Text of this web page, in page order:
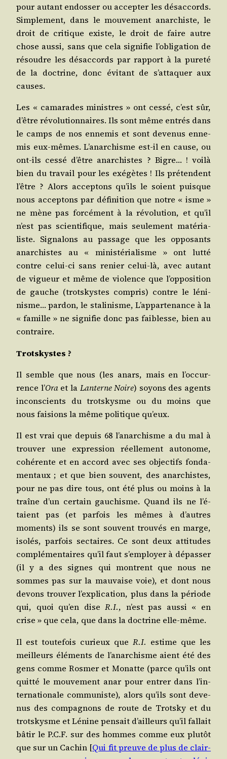
pour autant endos­ser ou accep­ter les désac­cords.
Sim­ple­ment, dans le mou­ve­ment anar­chiste, le
droit de cri­tique existe, le droit de faire autre
chose aus­si, sans que cela signi­fie l’o­bli­ga­tion de
résoudre les désac­cords par rap­port à la pure­té
de la doc­trine, donc évi­tant de s’at­ta­quer aux
causes.
Les « cama­rades ministres » ont ces­sé, c’est sûr,
d’être révo­lu­tion­naires. Ils sont même entrés dans
le camps de nos enne­mis et sont deve­nus enne­
mis eux-mêmes. L’a­nar­chisme est-il en cause, ou
ont-ils ces­sé d’être anar­chistes ? Bigre… ! voi­là
bien du tra­vail pour les exé­gètes ! Ils pré­tendent
l’être ? Alors accep­tons qu’ils le soient puisque
nous accep­tons par défi­ni­tion que notre « isme »
ne mène pas for­cé­ment à la révo­lu­tion, et qu’il
n’est pas scien­ti­fique, mais seule­ment maté­ria­
liste. Signa­lons au pas­sage que les oppo­sants
anar­chistes au « minis­té­ria­lisme » ont lut­té
contre celui-ci sans renier celui-là, avec autant
de vigueur et même de vio­lence que l’op­po­si­tion
de gauche (trots­kystes com­pris) contre le léni­
nisme… par­don, le sta­li­nisme, L’ap­par­te­nance à la
« famille » ne signi­fie donc pas fai­blesse, bien au
contraire.
Trots­kystes ?
Il semble que nous (les anars, mais en l’oc­cur­
rence l’Oraet la Lan­terne Noire) soyons des agents
incons­cients du trots­kysme ou du moins que
nous fai­sions la même poli­tique qu’eux.
Il est vrai que depuis 68 l’a­nar­chisme a du mal à
trou­ver une expres­sion réel­le­ment auto­nome,
cohé­rente et en accord avec ses objec­tifs fon­da­
men­taux ; et que bien sou­vent, des anar­chistes,
pour ne pas dire tous, ont été plus ou moins à la
traîne d’un cer­tain gau­chisme. Quand ils ne l’é­
taient pas (et par­fois les mêmes à d’autres
moments) ils se sont sou­vent trou­vés en marge,
iso­lés, par­fois sec­taires. Ce sont deux atti­tudes
com­plé­men­taires qu’il faut s’employer à dépas­ser
(il y a des signes qui montrent que nous ne
sommes pas sur la mau­vaise voie), et dont nous
devons trou­ver l’ex­pli­ca­tion, plus dans la période
qui, quoi qu’en diseR.I., n’est pas aus­si « en
crise » que cela, que dans la doc­trine elle-même.
Il est tou­te­fois curieux que R.I. estime que les
meilleurs élé­ments de l’a­nar­chisme aient été des
gens comme Ros­mer et Monatte (parce qu’ils ont
quit­té le mou­ve­ment anar pour entrer dans l’in­
ter­na­tio­nale com­mu­niste), alors qu’ils sont deve­
nus des com­pa­gnons de route de Trots­ky et du
trots­kysme et Lénine pen­sait d’ailleurs qu’il fal­lait
bâtir le P.C.F. sur des hommes comme eux plu­tôt
que sur un Cachin [Qui fit preuve de plus de clair­